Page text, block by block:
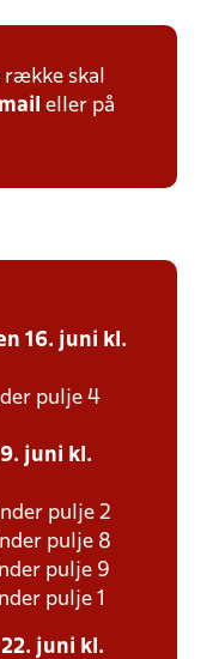
skal
mail eller på
16. juni kl.
pulje 4
juni kl.
pulje 2
pulje 8
pulje 9
pulje 1
juni kl.